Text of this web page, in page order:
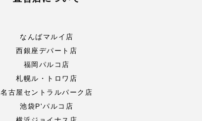
なんばマルイ店
西銀座デパート店
福岡パルコ店
札幌ル・トロワ店
名古屋セントラルパーク店
池袋P'パルコ店